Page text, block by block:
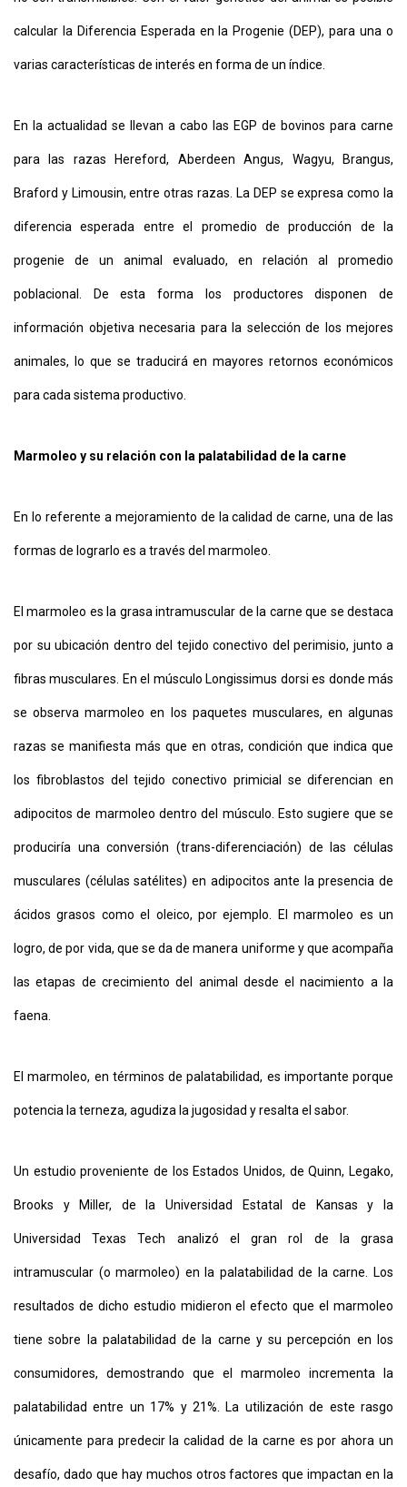
calcular la Diferencia Esperada en la Progenie (DEP), para una o
varias características de interés en forma de un índice.
En la actualidad se llevan a cabo las EGP de bovinos para carne
para las razas Hereford, Aberdeen Angus, Wagyu, Brangus,
Braford y Limousin, entre otras razas. La DEP se expresa como la
diferencia esperada entre el promedio de producción de la
progenie de un animal evaluado, en relación al promedio
poblacional. De esta forma los productores disponen de
información objetiva necesaria para la selección de los mejores
animales, lo que se traducirá en mayores retornos económicos
para cada sistema productivo.
Marmoleo y su relación con la palatabilidad de la carne
En lo referente a mejoramiento de la calidad de carne, una de las
formas de lograrlo es a través del marmoleo.
El marmoleo es la grasa intramuscular de la carne que se destaca
por su ubicación dentro del tejido conectivo del perimisio, junto a
fibras musculares. En el músculo Longissimus dorsi es donde más
se observa marmoleo en los paquetes musculares, en algunas
razas se manifiesta más que en otras, condición que indica que
los fibroblastos del tejido conectivo primicial se diferencian en
adipocitos de marmoleo dentro del músculo. Esto sugiere que se
produciría una conversión (trans-diferenciación) de las células
musculares (células satélites) en adipocitos ante la presencia de
ácidos grasos como el oleico, por ejemplo. El marmoleo es un
logro, de por vida, que se da de manera uniforme y que acompaña
las etapas de crecimiento del animal desde el nacimiento a la
faena.
El marmoleo, en términos de palatabilidad, es importante porque
potencia la terneza, agudiza la jugosidad y resalta el sabor.
Un estudio proveniente de los Estados Unidos, de Quinn, Legako,
Brooks y Miller, de la Universidad Estatal de Kansas y la
Universidad Texas Tech analizó el gran rol de la grasa
intramuscular (o marmoleo) en la palatabilidad de la carne. Los
resultados de dicho estudio midieron el efecto que el marmoleo
tiene sobre la palatabilidad de la carne y su percepción en los
consumidores, demostrando que el marmoleo incrementa la
palatabilidad entre un 17% y 21%. La utilización de este rasgo
únicamente para predecir la calidad de la carne es por ahora un
desafío, dado que hay muchos otros factores que impactan en la